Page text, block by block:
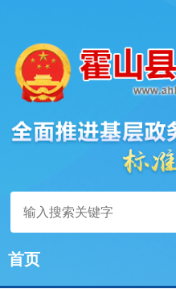
首页